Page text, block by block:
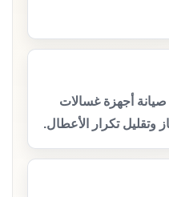
أجهزة غسالات
وتقليل تكرار الأعطال.